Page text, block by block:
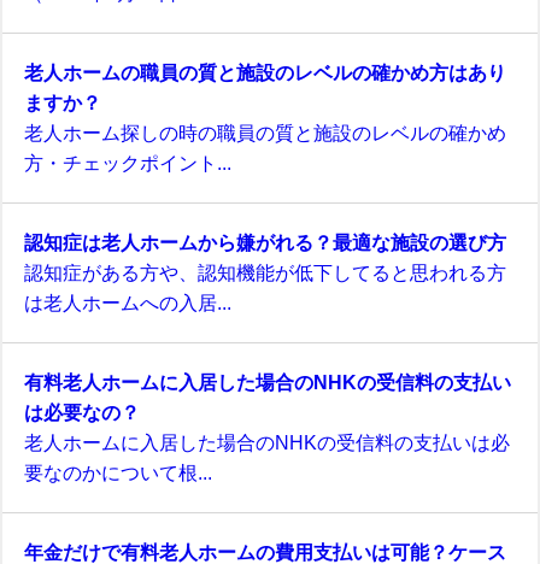
老人ホームの職員の質と施設のレベルの確かめ方はあり
ますか？
老人ホーム探しの時の職員の質と施設のレベルの確かめ
方・チェックポイント...
認知症は老人ホームから嫌がれる？最適な施設の選び方
認知症がある方や、認知機能が低下してると思われる方
は老人ホームへの入居...
有料老人ホームに入居した場合のNHKの受信料の支払い
は必要なの？
老人ホームに入居した場合のNHKの受信料の支払いは必
要なのかについて根...
年金だけで有料老人ホームの費用支払いは可能？ケース